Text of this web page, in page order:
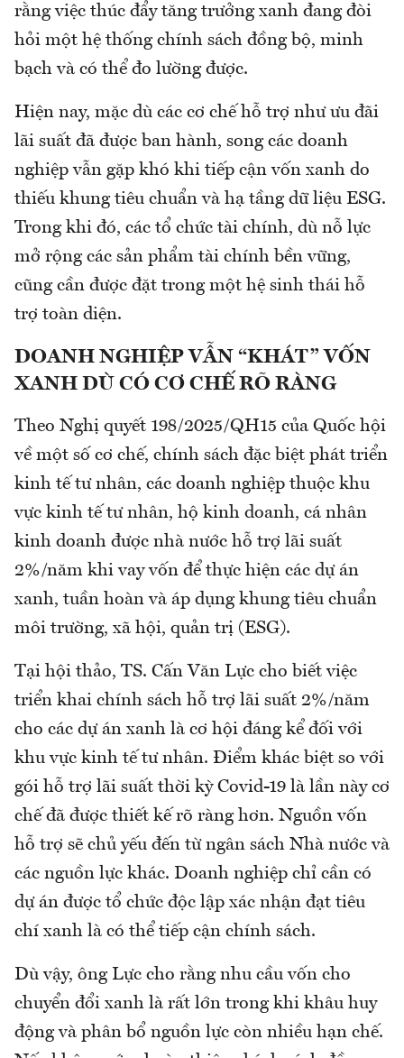
rằng việc thúc đẩy tăng trưởng xanh đang đòi
hỏi một hệ thống chính sách đồng bộ, minh
bạch và có thể đo lường được.
Hiện nay, mặc dù các cơ chế hỗ trợ như ưu đãi
lãi suất đã được ban hành, song các doanh
nghiệp vẫn gặp khó khi tiếp cận vốn xanh do
thiếu khung tiêu chuẩn và hạ tầng dữ liệu ESG.
Trong khi đó, các tổ chức tài chính, dù nỗ lực
mở rộng các sản phẩm tài chính bền vững,
cũng cần được đặt trong một hệ sinh thái hỗ
trợ toàn diện.
DOANH NGHIỆP VẪN “KHÁT” VỐN
XANH DÙ CÓ CƠ CHẾ RÕ RÀNG
Theo Nghị quyết 198/2025/QH15 của Quốc hội
về một số cơ chế, chính sách đặc biệt phát triển
kinh tế tư nhân, các doanh nghiệp thuộc khu
vực kinh tế tư nhân, hộ kinh doanh, cá nhân
kinh doanh được nhà nước hỗ trợ lãi suất
2%/năm khi vay vốn để thực hiện các dự án
xanh, tuần hoàn và áp dụng khung tiêu chuẩn
môi trường, xã hội, quản trị (ESG).
Tại hội thảo, TS. Cấn Văn Lực cho biết việc
triển khai chính sách hỗ trợ lãi suất 2%/năm
cho các dự án xanh là cơ hội đáng kể đối với
khu vực kinh tế tư nhân. Điểm khác biệt so với
gói hỗ trợ lãi suất thời kỳ Covid-19 là lần này cơ
chế đã được thiết kế rõ ràng hơn. Nguồn vốn
hỗ trợ sẽ chủ yếu đến từ ngân sách Nhà nước và
các nguồn lực khác. Doanh nghiệp chỉ cần có
dự án được tổ chức độc lập xác nhận đạt tiêu
chí xanh là có thể tiếp cận chính sách.
Dù vậy, ông Lực cho rằng nhu cầu vốn cho
chuyển đổi xanh là rất lớn trong khi khâu huy
động và phân bổ nguồn lực còn nhiều hạn chế.